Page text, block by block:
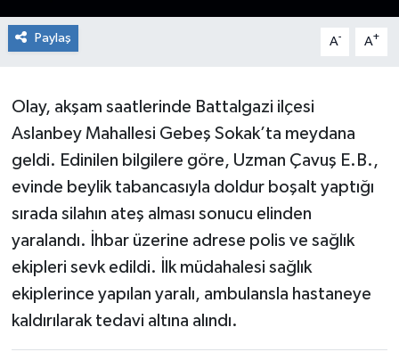
Paylaş A- A+
Olay, akşam saatlerinde Battalgazi ilçesi
Aslanbey Mahallesi Gebeş Sokak’ta meydana
geldi. Edinilen bilgilere göre, Uzman Çavuş E.B.,
evinde beylik tabancasıyla doldur boşalt yaptığı
sırada silahın ateş alması sonucu elinden
yaralandı. İhbar üzerine adrese polis ve sağlık
ekipleri sevk edildi. İlk müdahalesi sağlık
ekiplerince yapılan yaralı, ambulansla hastaneye
kaldırılarak tedavi altına alındı.